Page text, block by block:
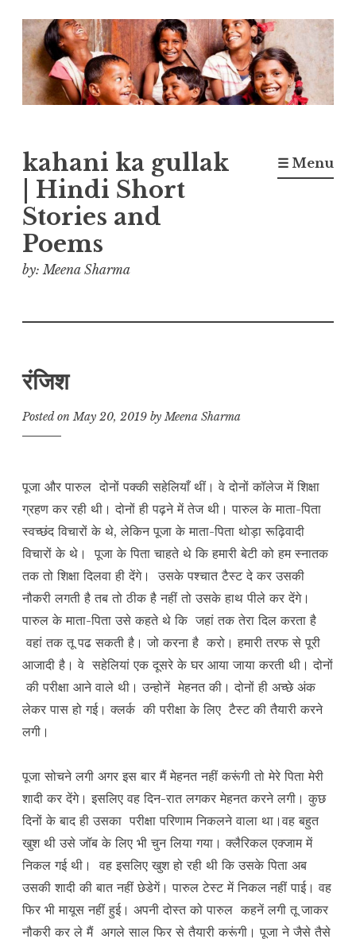
Skip
to
content
kahani ka gullak
| Hindi Short
Stories and
Poems
by: Meena Sharma
☰ Menu
रंजिश
Posted onMay 20, 2019 byMeena Sharma
पूजा और पारुल दोनों पक्की सहेलियाँ थीं। वे दोनों कॉलेज में शिक्षा
ग्रहण कर रही थी। दोनों ही पढ़ने में तेज थी। पारुल के माता-पिता
स्वच्छंद विचारों के थे, लेकिन पूजा के माता-पिता थोड़ा रूढ़िवादी
विचारों के थे। पूजा के पिता चाहते थे कि हमारी बेटी को हम स्नातक
तक तो शिक्षा दिलवा ही देंगे। उसके पश्चात टैस्ट दे कर उसकी
नौकरी लगती है तब तो ठीक है नहीं तो उसके हाथ पीले कर देंगे।
पारुल के माता-पिता उसे कहते थे कि जहां तक तेरा दिल करता है
वहां तक तू पढ सकती है। जो करना है करो। हमारी तरफ से पूरी
आजादी है। वे सहेलियां एक दूसरे के घर आया जाया करती थी। दोनों
की परीक्षा आने वाले थी। उन्होनें मेहनत की। दोनों ही अच्छे अंक
लेकर पास हो गई। क्लर्क की परीक्षा के लिए टैस्ट की तैयारी करने
लगी।
पूजा सोचने लगी अगर इस बार मैं मेहनत नहीं करूंगी तो मेरे पिता मेरी
शादी कर देंगे। इसलिए वह दिन-रात लगकर मेहनत करने लगी। कुछ
दिनों के बाद ही उसका परीक्षा परिणाम निकलने वाला था।वह बहुत
खुश थी उसे जॉब के लिए भी चुन लिया गया। क्लैरिकल एक्जाम में
निकल गई थी। वह इसलिए खुश हो रही थी कि उसके पिता अब
उसकी शादी की बात नहीं छेडेगें। पारुल टेस्ट में निकल नहीं पाई। वह
फिर भी मायूस नहीं हुई। अपनी दोस्त को पारुल कहनें लगी तू जाकर
नौकरी कर ले मैं अगले साल फिर से तैयारी करूंगी। पूजा ने जैसे तैसे